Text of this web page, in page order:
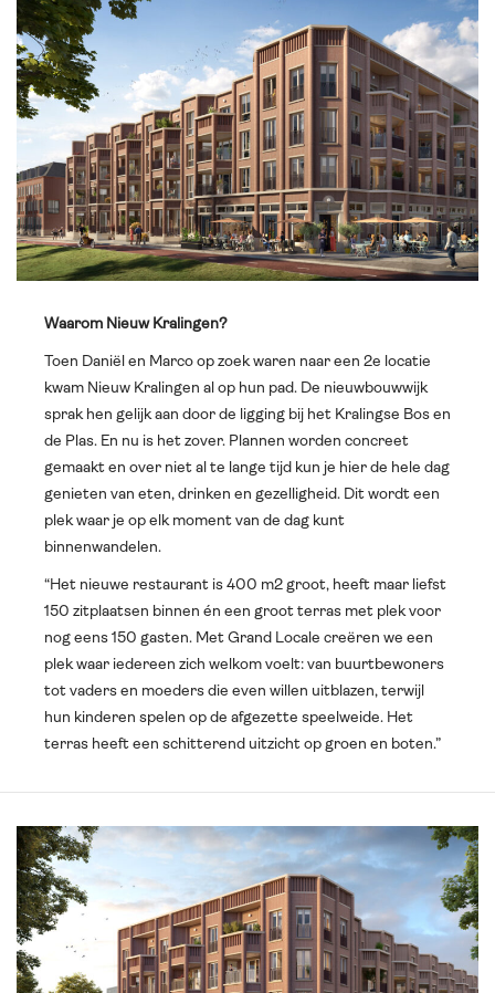
Waarom Nieuw Kralingen?
Toen Daniël en Marco op zoek waren naar een 2e locatie
kwam Nieuw Kralingen al op hun pad. De nieuwbouwwijk
sprak hen gelijk aan door de ligging bij het Kralingse Bos en
de Plas. En nu is het zover. Plannen worden concreet
gemaakt en over niet al te lange tijd kun je hier de hele dag
genieten van eten, drinken en gezelligheid. Dit wordt een
plek waar je op elk moment van de dag kunt
binnenwandelen.
“Het nieuwe restaurant is 400 m2 groot, heeft maar liefst
150 zitplaatsen binnen én een groot terras met plek voor
nog eens 150 gasten. Met Grand Locale creëren we een
plek waar iedereen zich welkom voelt: van buurtbewoners
tot vaders en moeders die even willen uitblazen, terwijl
hun kinderen spelen op de afgezette speelweide. Het
terras heeft een schitterend uitzicht op groen en boten.”